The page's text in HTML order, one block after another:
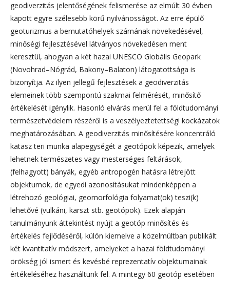
geodiverzitás jelentőségének felismerése az elmúlt 30 évben
kapott egyre szélesebb körű nyilvánosságot. Az erre épülő
geoturizmus a bemutatóhelyek számának növekedésével,
minőségi fejlesztésével látványos növekedésen ment
keresztül, ahogyan a két hazai UNESCO Globális Geopark
(Novohrad–Nógrád, Bakony–Balaton) látogatottsága is
bizonyítja. Az ilyen jellegű fejlesztések a geodiverzitás
elemeinek több szempontú szakmai felmérését, minősítő
értékelését igénylik. Hasonló elvárás merül fel a földtudományi
természetvédelem részéről is a veszélyeztetettségi kockázatok
meghatározásában. A geodiverzitás minősítésére koncentráló
katasz teri munka alapegységét a geotópok képezik, amelyek
lehetnek természetes vagy mesterséges feltárások,
(felhagyott) bányák, egyéb antropogén hatásra létrejött
objektumok, de egyedi azonosításukat mindenképpen a
létrehozó geológiai, geomorfológia folyamat(ok) teszi(k)
lehetővé (vulkáni, karszt stb. geotópok). Ezek alapján
tanulmányunk áttekintést nyújt a geotóp minősítés és
értékelés fejlődéséről, külön kiemelve a közelmúltban publikált
két kvantitatív módszert, amelyeket a hazai földtudományi
örökség jól ismert és kevésbé reprezentatív objektumainak
értékeléséhez használtunk fel. A mintegy 60 geotóp esetében